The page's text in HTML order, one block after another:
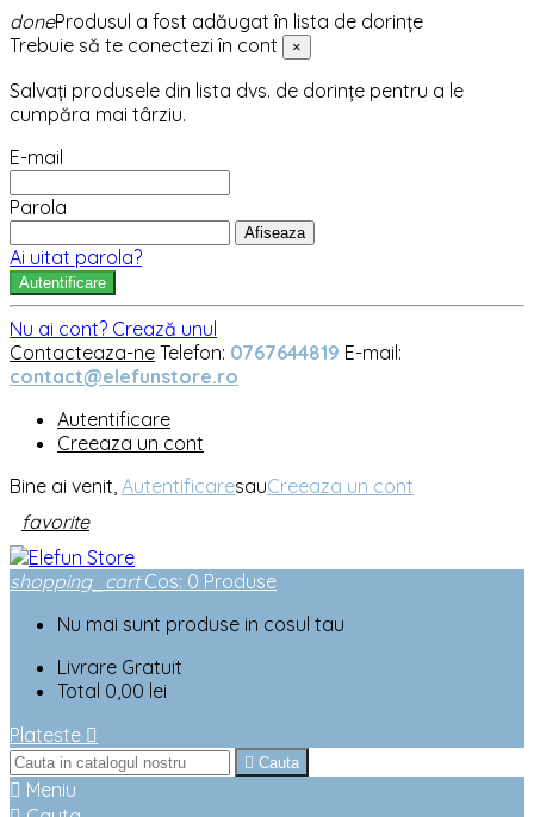
doneProdusul a fost adăugat în lista de dorințe
Trebuie să te conectezi în cont
×
Salvați produsele din lista dvs. de dorințe pentru a le
cumpăra mai târziu.
E-mail
Parola
Afiseaza
Ai uitat parola?
Autentificare
Nu ai cont? Crează unul
Contacteaza-ne Telefon: 0767644819 E-mail:
contact@elefunstore.ro
Autentificare
Creeaza un cont
Bine ai venit, AutentificaresauCreeaza un cont
favorite
shopping_cart Cos: 0 Produse
Nu mai sunt produse in cosul tau
Livrare Gratuit
Total 0,00 lei
Plateste 
 Cauta
 Meniu